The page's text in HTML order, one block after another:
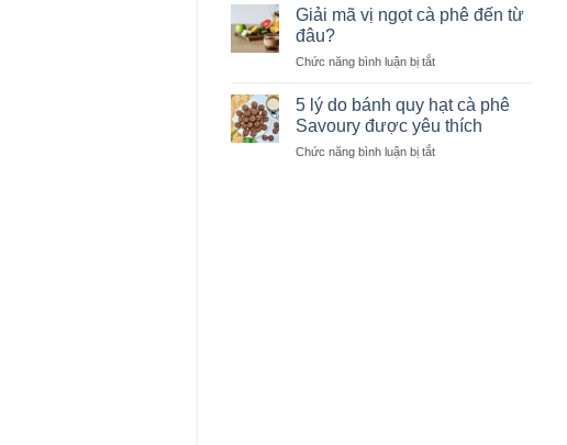
mới
tại
giữ
hương
vị
Tiêu
chí
biết
cà
phê
lượng
Giải mã vị ngọt cà phê đến từ
đâu?
Chức năng bình luận bị tắtở
mã
vị
ngọt
cà
5 lý do bánh quy hạt cà phê
Savoury được yêu thích
Chức năng bình luận bị tắtở